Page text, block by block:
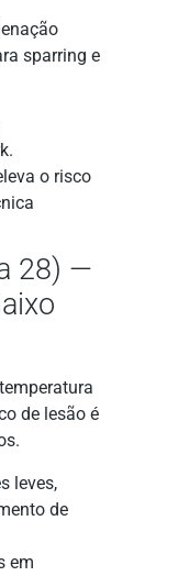
sparring e
o risco
28) —
de lesão é
leves,
de
em